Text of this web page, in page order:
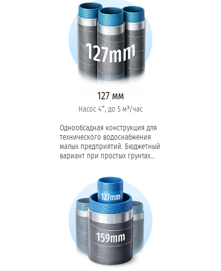
127 мм
Насос 4″, до 5 м³/час
Однообсадная конструкция для
технического водоснабжения
малых предприятий. Бюджетный
вариант при простых грунтах